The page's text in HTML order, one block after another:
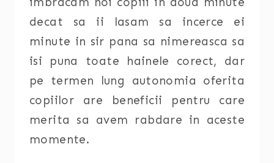
decat sa ii lasam sa incerce ei
minute in sir pana sa nimereasca sa
isi puna toate hainele corect, dar
pe termen lung autonomia oferita
copiilor are beneficii pentru care
merita sa avem rabdare in aceste
momente.